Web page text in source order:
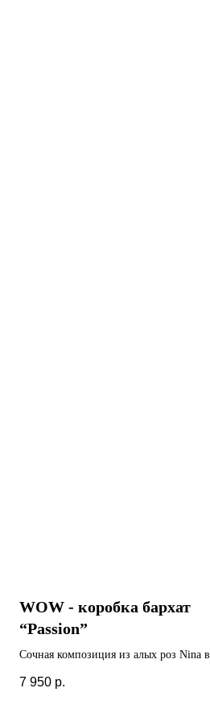
WOW - коробка бархат
“Passion”
Сочная композиция из алых роз Nina в
- 15, 19 и 35 роз
7 950 р.